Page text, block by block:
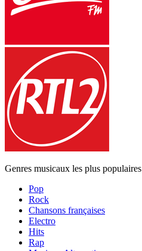
Genres musicaux les plus populaires
Pop
Rock
Chansons françaises
Electro
Hits
Rap